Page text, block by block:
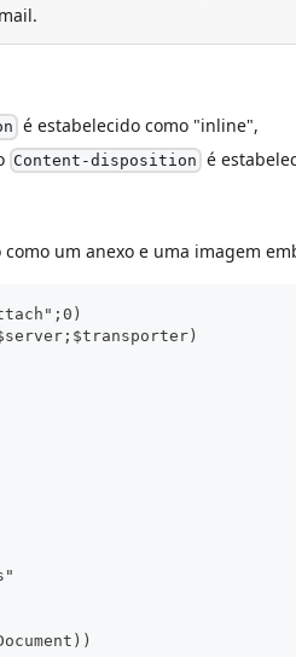
é estabelecido como "inline",
Content-disposition é
um anexo e uma imagem